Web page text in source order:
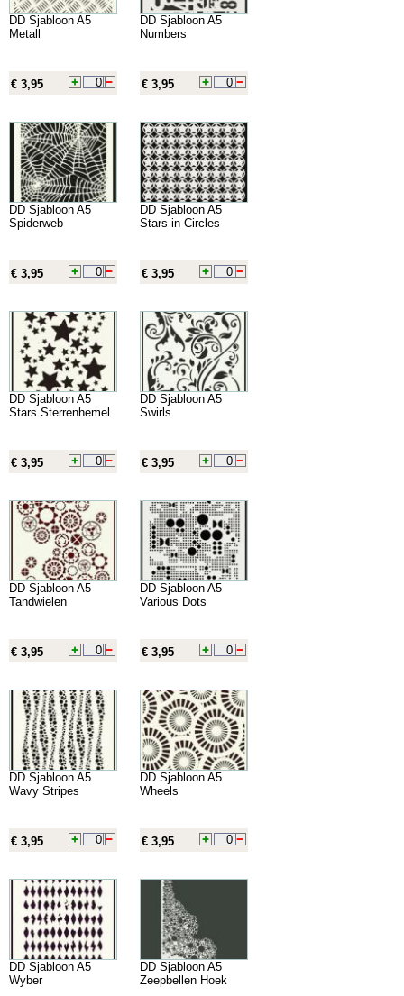
DD Sjabloon A5
Metall
€ 3,95
DD Sjabloon A5
Numbers
€ 3,95
DD Sjabloon A5
Spiderweb
€ 3,95
DD Sjabloon A5
Stars in Circles
€ 3,95
DD Sjabloon A5
Stars Sterrenhemel
€ 3,95
DD Sjabloon A5
Swirls
€ 3,95
DD Sjabloon A5
Tandwielen
€ 3,95
DD Sjabloon A5
Various Dots
€ 3,95
DD Sjabloon A5
Wavy Stripes
€ 3,95
DD Sjabloon A5
Wheels
€ 3,95
DD Sjabloon A5
Wyber
DD Sjabloon A5
Zeepbellen Hoek